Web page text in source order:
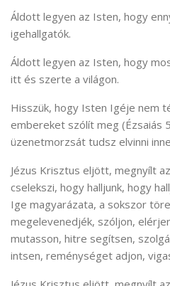
Áldott legyen az Isten, hogy
igehallgatók.
Áldott legyen az Isten, hogy
itt és szerte a világon.
Hisszük, hogy Isten Igéje nem
embereket szólít meg (Ézsaiás
üzenetmorzsát tudsz elvinni
Jézus Krisztus eljött, megnyílt
cselekszi, hogy halljunk, hogy
Ige magyarázata, a sokszor
megelevenedjék, szóljon,
mutasson, hitre segítsen,
intsen, reménységet adjon,